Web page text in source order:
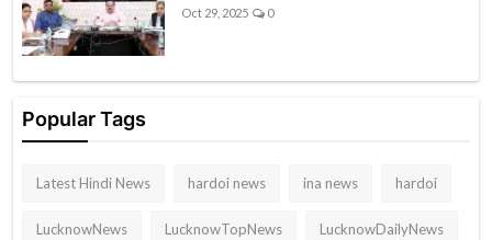
Oct 29, 2025 0
Popular Tags
Latest Hindi News hardoi news ina news hardoi
LucknowNews LucknowTopNews LucknowDailyNews